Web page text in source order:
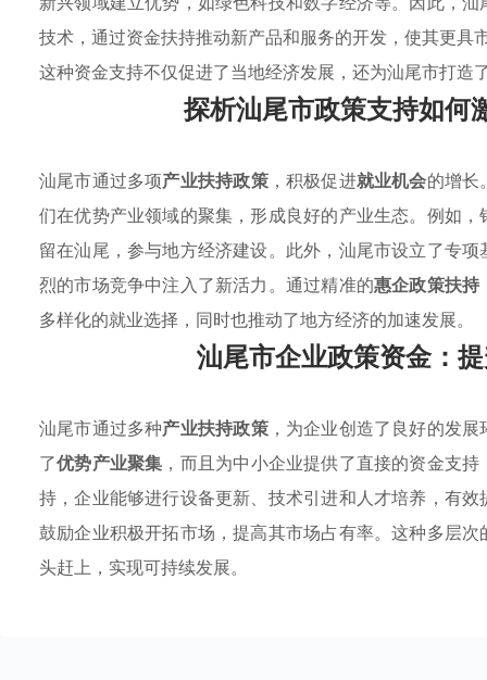
技术，通过资金扶持推动新产品和服务的开发，使其更具
这种资金支持不仅促进了当地经济发展，还为汕尾市打造
探析汕尾市政策支持如何
汕尾市通过多项产业扶持政策，积极促进就业机会的增长
们在优势产业领域的聚集，形成良好的产业生态。例如
留在汕尾，参与地方经济建设。此外，汕尾市设立了专
烈的市场竞争中注入了新活力。通过精准的惠企政策扶持
多样化的就业选择，同时也推动了地方经济的加速发展。
汕尾市企业政策资金：
汕尾市通过多种产业扶持政策，为企业创造了良好的发
了优势产业聚集 ，而且为中小企业提供了直接的资金支
持，企业能够进行设备更新、技术引进和人才培养，有
鼓励企业积极开拓市场，提高其市场占有率。这种多层
头赶上，实现可持续发展。